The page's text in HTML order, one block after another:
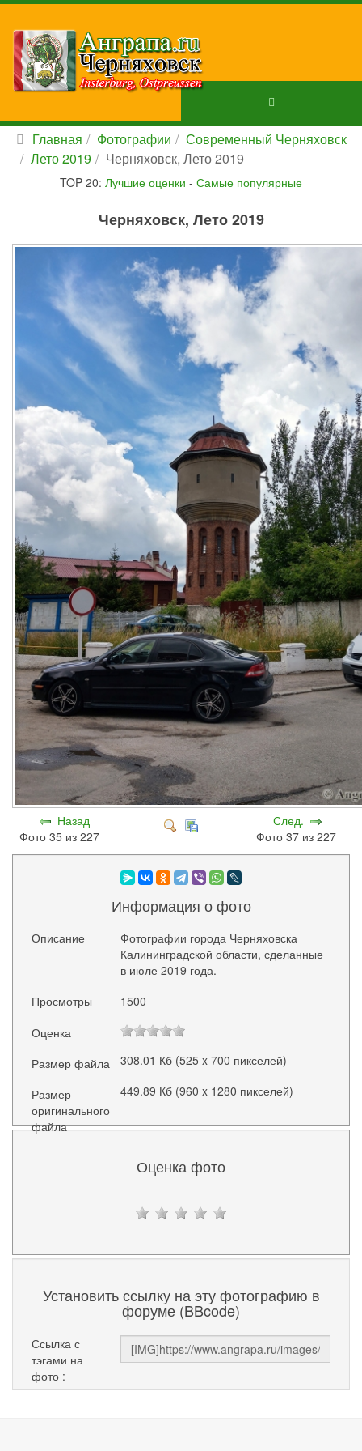
Главная Фотографии
Современный Черняховск
Лето 2019
Черняховск, Лето 2019
TOP 20: Лучшие оценки - Самые популярные
Черняховск, Лето 2019
Назад
Фото 35 из 227
След.
Фото 37 из 227
Информация о фото
Описание
Фотографии города Черняховска
Калининградской области, сделанные
в июле 2019 года.
Просмотры
1500
Оценка
Размер файла
308.01 Кб (525 x 700 пикселей)
Размер
оригинального
файла
449.89 Кб (960 x 1280 пикселей)
Оценка фото
Установить ссылку на эту фотографию в
форуме (BBcode)
Ссылка с
тэгами на
фото :